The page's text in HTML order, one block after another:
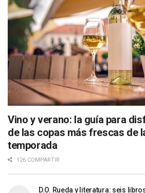
Vino y verano: la guía para
de las copas más frescas de
temporada
126 COMPARTIR
D.O. Rueda y literatura: seis